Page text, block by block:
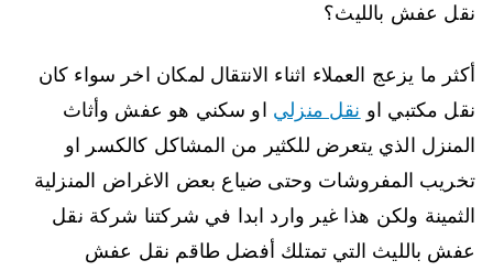
نقل عفش بالليث؟
أكثر ما يزعج العملاء اثناء الانتقال لمكان اخر سواء كان
نقل مكتبي او نقل منزلي او سكني هو عفش وأثاث
المنزل الذي يتعرض للكثير من المشاكل كالكسر او
تخريب المفروشات وحتى ضياع بعض الاغراض المنزلية
الثمينة ولكن هذا غير وارد ابدا في شركتنا شركة نقل
عفش بالليث التي تمتلك أفضل طاقم نقل عفش